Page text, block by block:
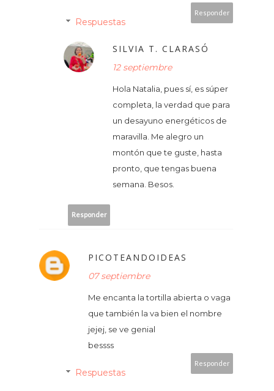
Responder
Respuestas
SILVIA T. CLARASÓ
12 septiembre
Hola Natalia, pues sí, es súper
completa, la verdad que para
un desayuno energéticos de
maravilla. Me alegro un
montón que te guste, hasta
pronto, que tengas buena
semana. Besos.
Responder
PICOTEANDOIDEAS
07 septiembre
Me encanta la tortilla abierta o vaga
que también la va bien el nombre
jejej, se ve genial
bessss
Responder
Respuestas